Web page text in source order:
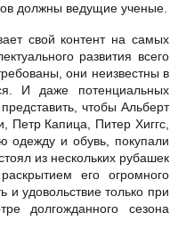
должны ведущие ученые.
свой контент на самых
развития всего
они неизвестны в
И даже потенциальных
чтобы Альберт
Капица, Питер Хиггс,
и обувь, покупали
из нескольких рубашек
его огромного
и удовольствие только при
долгожданного сезона